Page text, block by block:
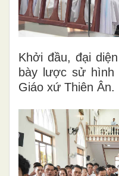
Khởi đầu, đại
bày lược sử hình
Giáo xứ Thiên Ân.